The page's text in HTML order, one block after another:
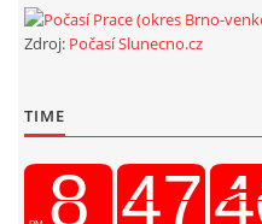
Zdroj: Počasí Slunecno.cz
TIME